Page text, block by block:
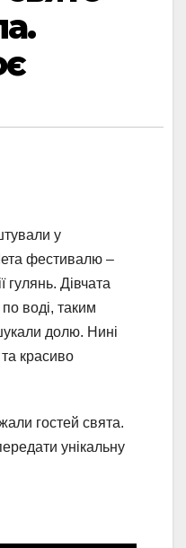
у
фестивалю –
гулянь. Дівчата
по воді, таким
долю. Нині
красиво
гостей свята.
унікальну